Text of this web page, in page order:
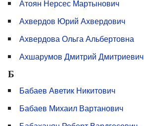
Атоян Нерсес Мартынович
Ахвердов Юрий Ахвердович
Ахвердова Ольга Альбертовна
Ахшарумов Дмитрий Дмитриевич
Б
Бабаев Аветик Никитович
Бабаев Михаил Вартанович